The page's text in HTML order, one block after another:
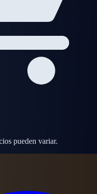
pueden variar.